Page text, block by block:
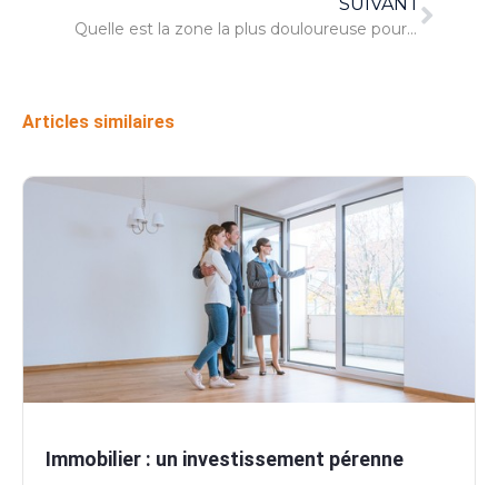
Quelle est la zone la plus douloureuse pour un tatouage ?
Articles similaires
Immobilier : un investissement pérenne